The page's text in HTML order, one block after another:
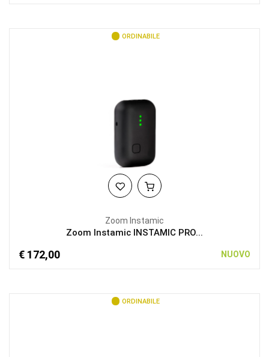
ORDINABILE
Zoom Instamic
Zoom Instamic INSTAMIC PRO...
€ 172,00 NUOVO
ORDINABILE